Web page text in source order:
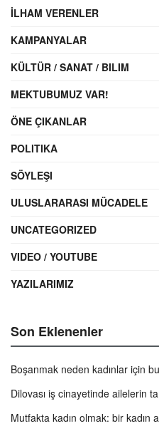
İLHAM VERENLER
KAMPANYALAR
KÜLTÜR / SANAT / BILIM
MEKTUBUMUZ VAR!
ÖNE ÇIKANLAR
POLITIKA
SÖYLEŞI
ULUSLARARASI MÜCADELE
UNCATEGORIZED
VIDEO / YOUTUBE
YAZILARIMIZ
Son Eklenenler
Boşanmak neden kadınlar için
Dilovası iş cinayetinde ailelerin
Mutfakta kadın olmak: bir kadın